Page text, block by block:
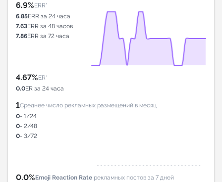
6.9%ERR*
6.85ERR за 24 часа
7.63ERR за 48 часов
7.86ERR за 72 часа
4.67%ER*
0.0ER за 24 часа
1Среднее число рекламных размещений в месяц
0- 1/24
0- 2/48
0- 3/72
0.0%Emoji Reaction Rate рекламных постов за 7 дней